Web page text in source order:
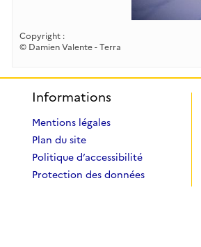
Copyright :
© Damien Valente - Terra
Informations
Mentions légales
Plan du site
Politique d’accessibilité
Protection des données